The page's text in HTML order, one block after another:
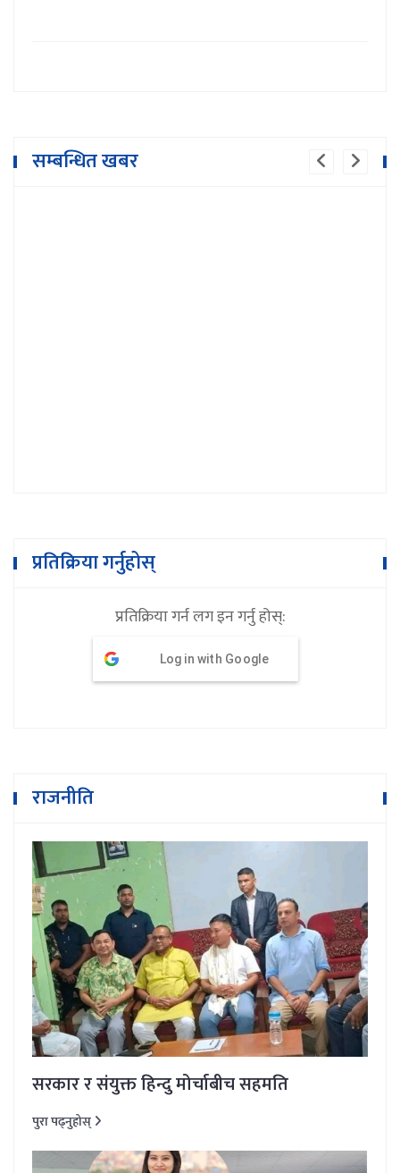
सम्बन्धित खबर
प्रतिक्रिया गर्नुहोस्
प्रतिक्रिया गर्न लग इन गर्नु होस्:
Log in with Google
राजनीति
सरकार र संयुक्त हिन्दु मोर्चाबीच सहमति
पुरा पढ्नुहोस्